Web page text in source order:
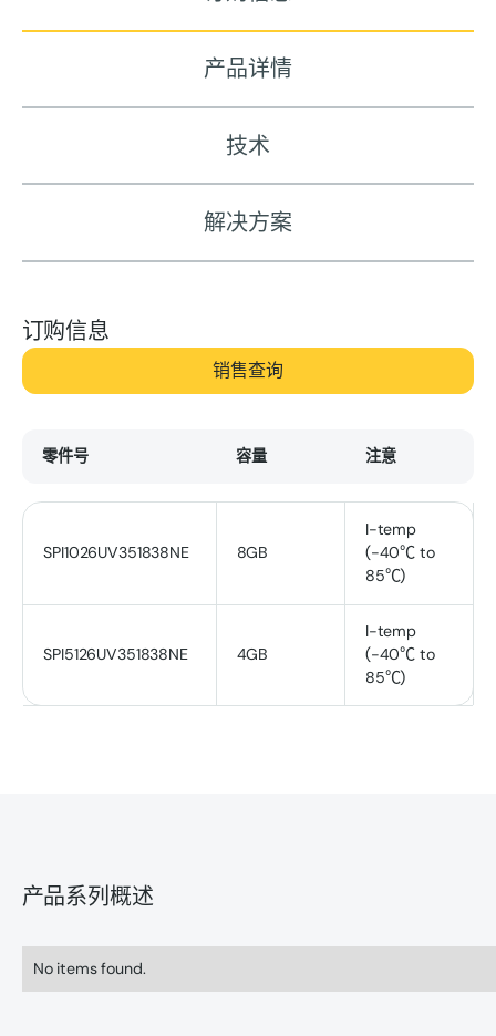
产品详情
技术
解决方案
订购信息
销售查询
零件号 容量 注意
SPI1026UV351838NE 8GB
I-temp
(-40℃ to
85℃)
SPI5126UV351838NE 4GB
I-temp
(-40℃ to
85℃)
产品系列概述
No items found.